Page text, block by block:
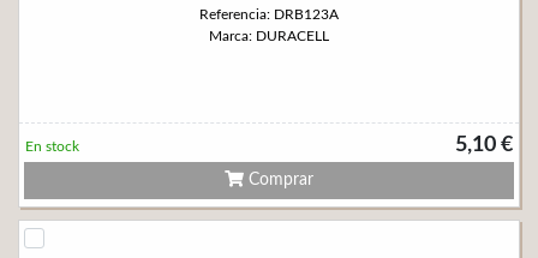
Referencia: DRB123A
Marca: DURACELL
5,10 €
En stock
Comprar